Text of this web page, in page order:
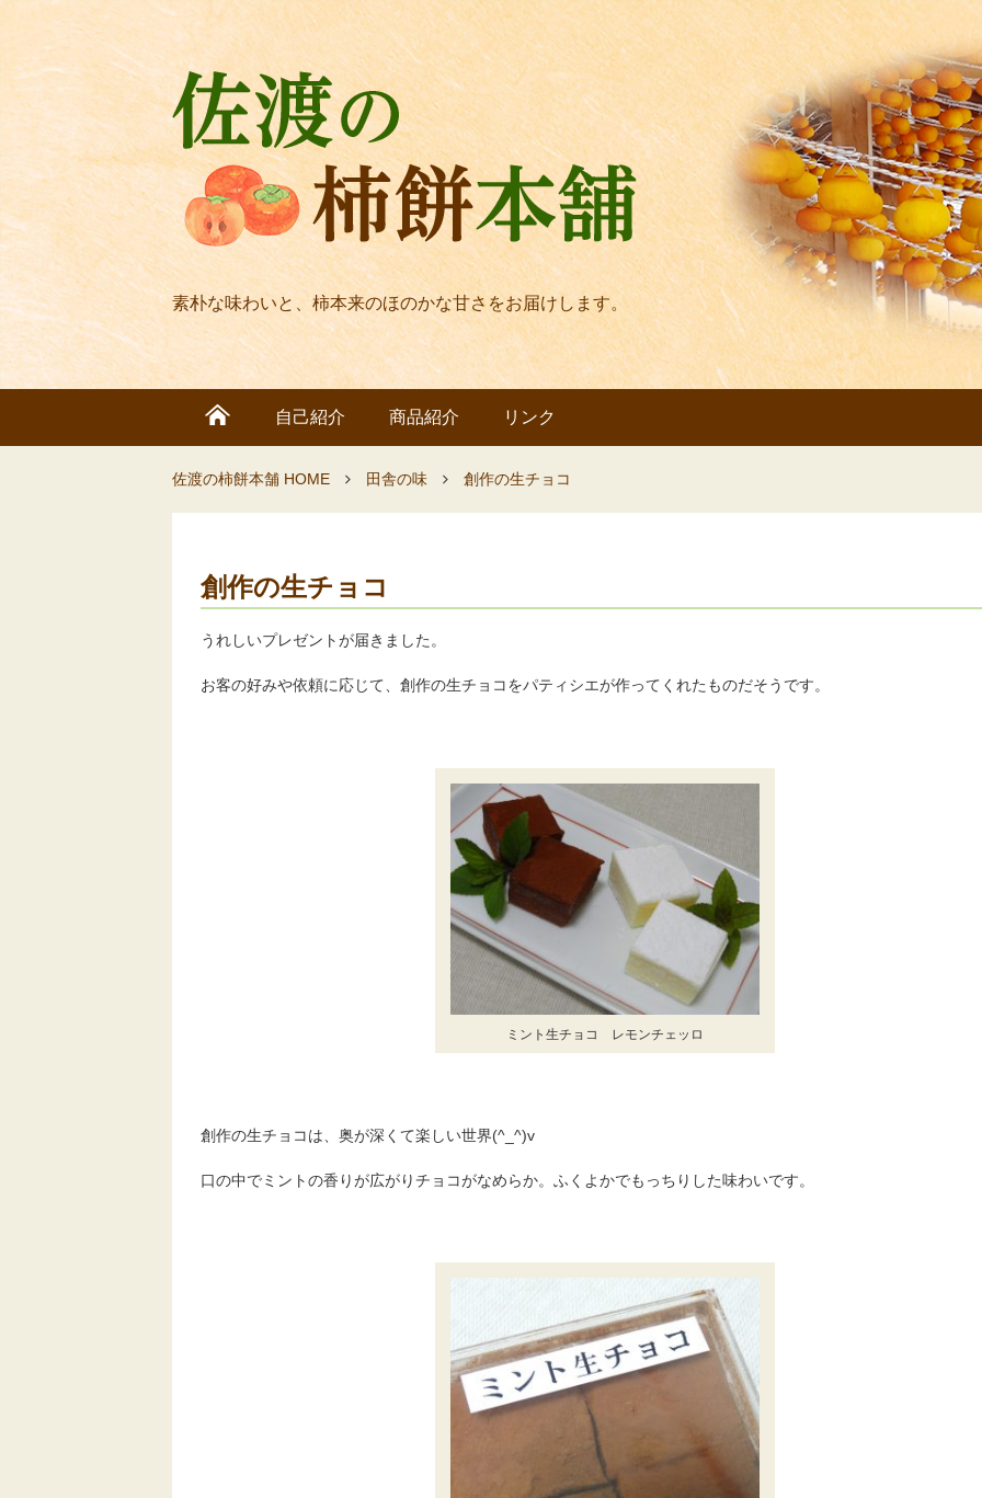
素朴な味わいと、柿本来のほのかな甘さをお届けします。
自己紹介 商品紹介 リンク
佐渡の柿餅本舗 HOME 田舎の味 創作の生チョコ
創作の生チョコ
うれしいプレゼントが届きました。
お客の好みや依頼に応じて、創作の生チョコをパティシエが作ってくれたものだそうです。
ミント生チョコ レモンチェッロ
創作の生チョコは、奥が深くて楽しい世界(^_^)v
口の中でミントの香りが広がりチョコがなめらか。ふくよかでもっちりした味わいです。